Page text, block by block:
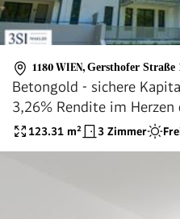
1180 WIEN, Gersthofer Straße
Betongold - sichere
3,26% Rendite im
Zukunftspotenzial
123.31 m² 3 Zimmer